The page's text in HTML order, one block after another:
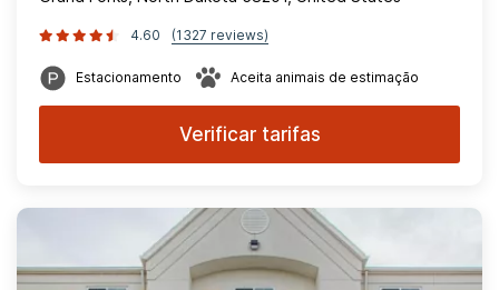
4.60 (1327 reviews)
Estacionamento Aceita animais de estimação
Verificar tarifas